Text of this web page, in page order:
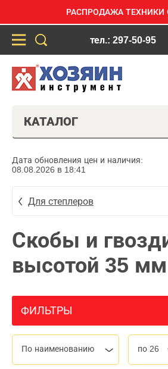
РАСПРОДАЖА ТЕХНИКИ
тел.: 297-50-95
КАТАЛОГ
Дата обновления цен и наличия:
08.08.2026 в 18:41
Для степлеров
Скобы и
высотой 35 мм
ФИЛЬТРЫ
По наименованию по 26